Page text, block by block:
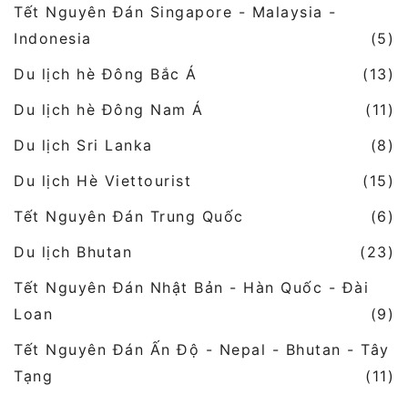
Tết Nguyên Đán Singapore - Malaysia -
Indonesia
(5)
Du lịch hè Đông Bắc Á
(13)
Du lịch hè Đông Nam Á
(11)
Du lịch Sri Lanka
(8)
Du lịch Hè Viettourist
(15)
Tết Nguyên Đán Trung Quốc
(6)
Du lịch Bhutan
(23)
Tết Nguyên Đán Nhật Bản - Hàn Quốc - Đài
Loan
(9)
Tết Nguyên Đán Ấn Độ - Nepal - Bhutan - Tây
Tạng
(11)